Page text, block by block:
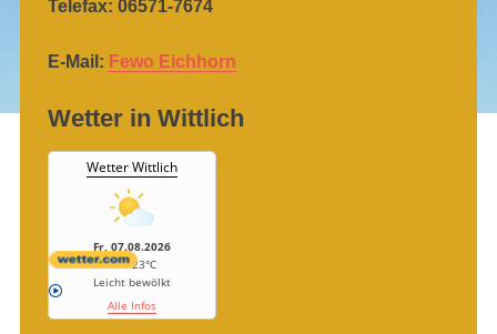
Telefax: 06571-7674
E-Mail: Fewo Eichhorn
Wetter in Wittlich
Wetter Wittlich
Fr, 07.08.2026
11 / 23°C
Leicht bewölkt
Alle Infos